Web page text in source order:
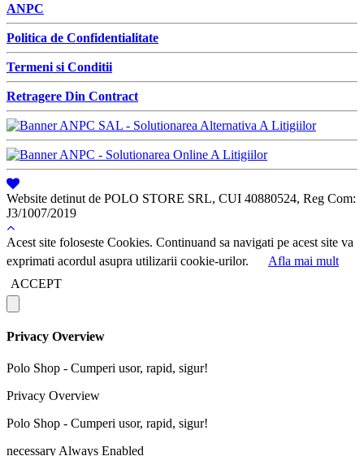
ANPC
Politica de Confidentialitate
Termeni si Conditii
Retragere Din Contract
Website detinut de POLO STORE SRL, CUI 40880524, Reg Com:
J3/1007/2019
Acest site foloseste Cookies. Continuand sa navigati pe acest site va
exprimati acordul asupra utilizarii cookie-urilor.
Afla mai mult
ACCEPT
Privacy Overview
Polo Shop - Cumperi usor, rapid, sigur!
Privacy Overview
Polo Shop - Cumperi usor, rapid, sigur!
necessaryAlways Enabled